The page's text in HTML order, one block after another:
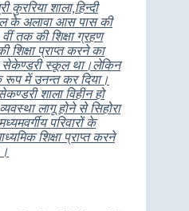
कुररिया शाला,हिन्दी
के अलावा आस पास की
तक की शिक्षा ग्रहण
प्राप्त करने का
सेकेण्डरी स्कूल था।लेकिन
रूप में उनन्त कर दिया।
शाला विहीन हो
लागू होने से सिहोरा
परिवारों के
शिक्षा प्राप्त करने